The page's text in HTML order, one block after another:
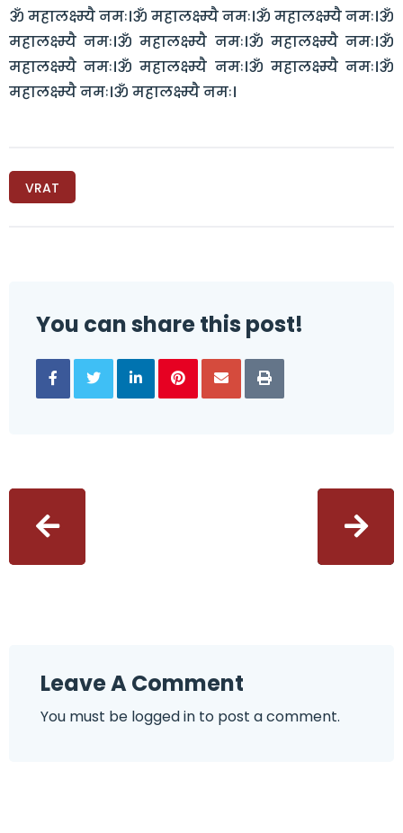
ॐ महालक्ष्म्यै नमः।ॐ महालक्ष्म्यै नमः।ॐ महालक्ष्म्यै नमः।ॐ
महालक्ष्म्यै नमः।ॐ महालक्ष्म्यै नमः।ॐ महालक्ष्म्यै नमः।ॐ
महालक्ष्म्यै नमः।ॐ महालक्ष्म्यै नमः।ॐ महालक्ष्म्यै नमः।ॐ
महालक्ष्म्यै नमः।ॐ महालक्ष्म्यै नमः।
VRAT
You can share this post!
Leave A Comment
You must be logged in to post a comment.